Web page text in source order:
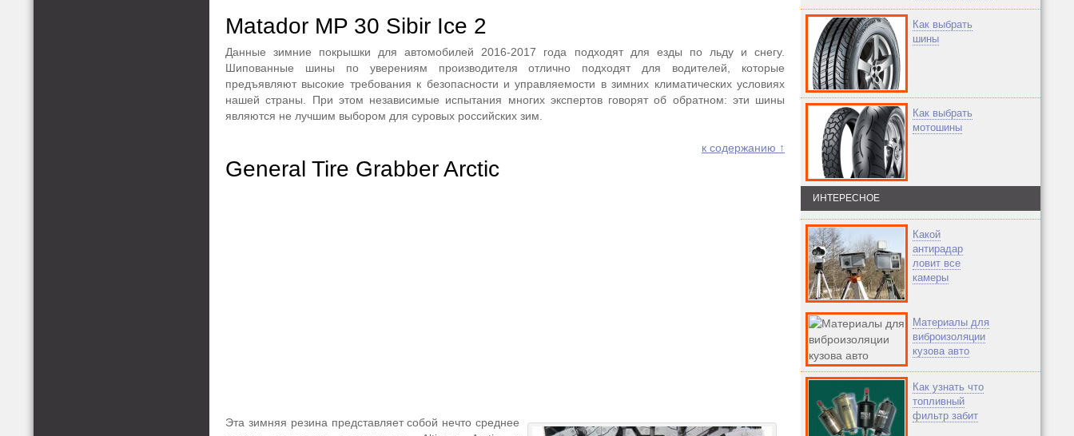
Matador MP 30 Sibir Ice 2
Данные зимние покрышки для автомобилей 2016-2017 года подходят для езды по льду и снегу.
Шипованные шины по уверениям производителя отлично подходят для водителей, которые
предъявляют высокие требования к безопасности и управляемости в зимних климатических условиях
нашей страны. При этом независимые испытания многих экспертов говорят об обратном: эти шины
являются не лучшим выбором для суровых российских зим.
к содержанию ↑
General Tire Grabber Arctic
Эта зимняя резина представляет собой нечто среднее
Как выбрать
шины
Как выбрать
мотошины
ИНТЕРЕСНОЕ
Какой
антирадар
ловит все
камеры
Материалы для
виброизоляции
кузова авто
Как узнать что
топливный
фильтр забит